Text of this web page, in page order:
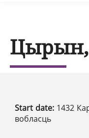
Цырын,
Start date: 1432
вобласць